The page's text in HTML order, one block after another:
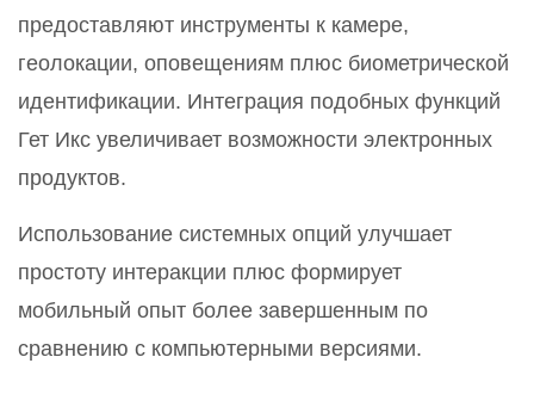
предоставляют инструменты к камере,
геолокации, оповещениям плюс биометрической
идентификации. Интеграция подобных функций
Гет Икс увеличивает возможности электронных
продуктов.
Использование системных опций улучшает
простоту интеракции плюс формирует
мобильный опыт более завершенным по
сравнению с компьютерными версиями.